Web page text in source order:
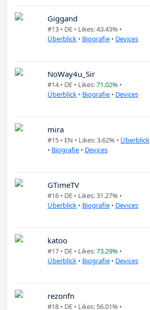
Giggand
#13 • DE • Likes: 43.43% •
Überblick • Biografie • Devices
NoWay4u_Sir
#14 • DE • Likes:71.02% •
Überblick • Biografie • Devices
mira
#15 • EN • Likes: 3.62% • Überblick
• Biografie • Devices
GTimeTV
#16 • DE • Likes: 31.27% •
Überblick • Biografie • Devices
katoo
#17 • DE • Likes:73.29% •
Überblick • Biografie • Devices
rezonfn
#18 • DE • Likes: 56.01% •